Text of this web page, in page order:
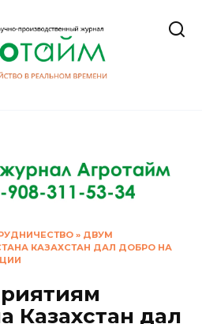
» ДВУМ
КАЗАХСТАН ДАЛ ДОБРО НА
Казахстан дал